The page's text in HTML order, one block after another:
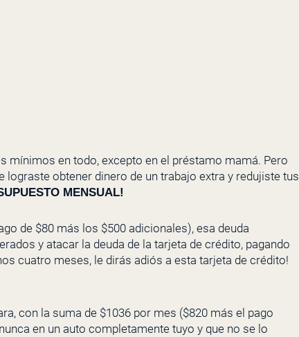
mínimos en todo, excepto en el préstamo mamá. Pero
obtener dinero de un trabajo extra y redujiste tus
MENSUAL!
de $80 más los $500 adicionales), esa deuda
y atacar la deuda de la tarjeta de crédito, pagando
cuatro meses, le dirás adiós a esta tarjeta de crédito!
con la suma de $1036 por mes ($820 más el pago
en un auto completamente tuyo y que no se lo